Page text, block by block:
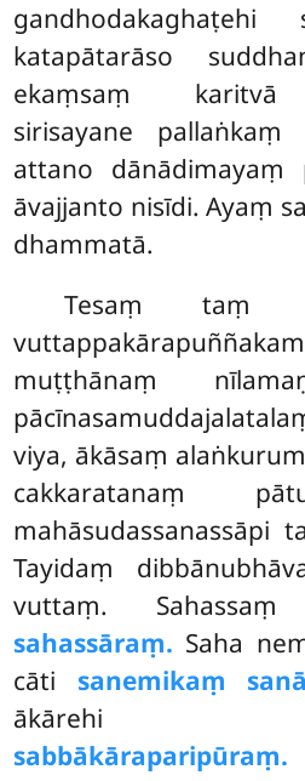
gandhodakaghaṭehi
katapātarāso
ekaṃsaṃ karitvā
sirisayane
attano dānādimayaṃ
āvajjanto nisīdi. Ayaṃ
dhammatā.
Tesaṃ taṃ
muṭṭhānaṃ
viya, ākāsaṃ
cakkaratanaṃ
mahāsudassanassāpi
Tayidaṃ
vuttaṃ.
sahassāraṃ. Saha
cāti sanemikaṃ
ākārehi
sabbākāraparipūraṃ.